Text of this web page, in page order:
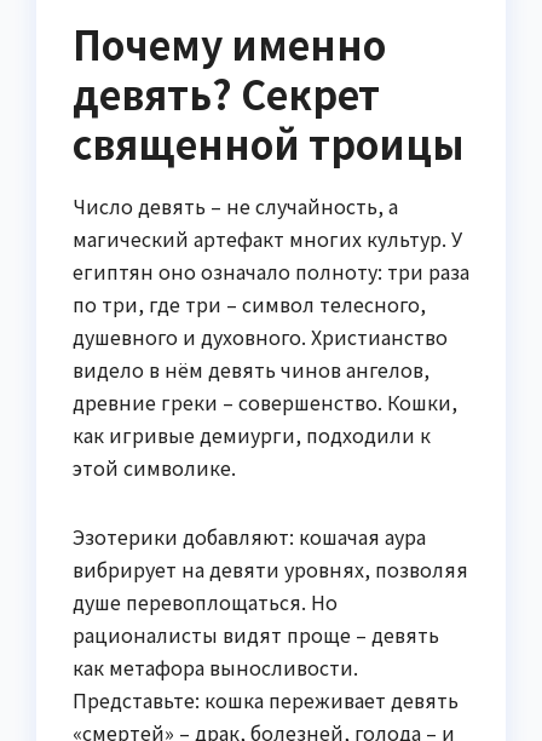
Почему именно
девять? Секрет
священной троицы
Число девять – не случайность, а
магический артефакт многих культур. У
египтян оно означало полноту: три раза
по три, где три – символ телесного,
душевного и духовного. Христианство
видело в нём девять чинов ангелов,
древние греки – совершенство. Кошки,
как игривые демиурги, подходили к
этой символике.
Эзотерики добавляют: кошачая аура
вибрирует на девяти уровнях, позволяя
душе перевоплощаться. Но
рационалисты видят проще – девять
как метафора выносливости.
Представьте: кошка переживает девять
«смертей» – драк, болезней, голода – и